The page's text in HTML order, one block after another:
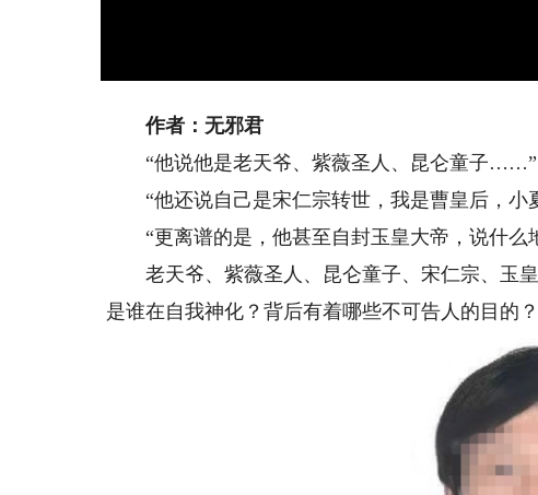
作者：无邪君
“他说他是老天爷、紫薇圣人、昆仑童子……”
“他还说自己是宋仁宗转世，我是曹皇后，小
“更离谱的是，他甚至自封玉皇大帝，说什么
老天爷、紫薇圣人、昆仑童子、宋仁宗、玉
是谁在自我神化？背后有着哪些不可告人的目的？